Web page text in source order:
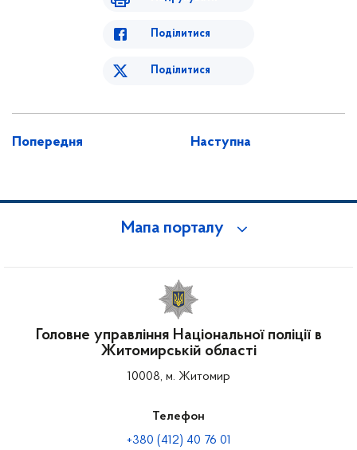
Поділитися
Поділитися
Попередня Наступна
Мапа порталу
Головне управління Національної поліції в
Житомирській області
10008, м. Житомир
Телефон
+380 (412) 40 76 01